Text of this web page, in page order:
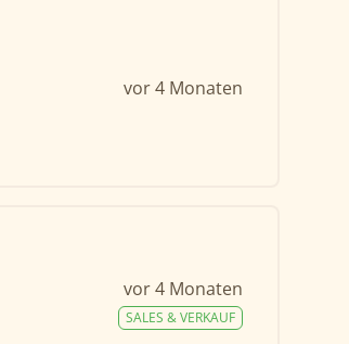
vor 4 Monaten
vor 4 Monaten
SALES & VERKAUF